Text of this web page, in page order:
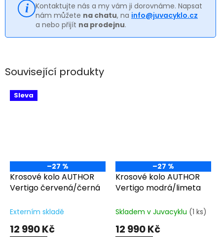
Kontaktujte nás a my vám ji dorovnáme. Napsat
nám můžete na chatu, na info@juvacyklo.cz
a nebo přijít na prodejnu.
Související produkty
Sleva
–27 %
Krosové kolo AUTHOR
Vertigo červená/černá
Externím skladě
12 990 Kč
–27 %
Krosové kolo AUTHOR
Vertigo modrá/limeta
Skladem v Juvacyklu (1 ks)
12 990 Kč